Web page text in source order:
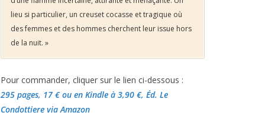
lieu si particulier, un creuset cocasse et tragique où
des femmes et des hommes cherchent leur issue hors
de la nuit. »
Pour commander, cliquer sur le lien ci-dessous :
295 pages, 17 €ou en Kindle à 3,90 €, Éd. Le
Condottiere via Amazon